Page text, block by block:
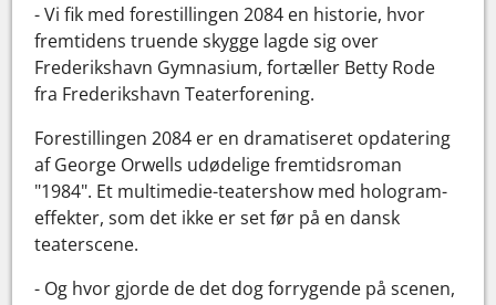
- Vi fik med forestillingen 2084 en historie, hvor
fremtidens truende skygge lagde sig over
Frederikshavn Gymnasium, fortæller Betty Rode
fra Frederikshavn Teaterforening.
Forestillingen 2084 er en dramatiseret opdatering
af George Orwells udødelige fremtidsroman
"1984". Et multimedie-teatershow med hologram-
effekter, som det ikke er set før på en dansk
teaterscene.
- Og hvor gjorde de det dog forrygende på scenen,